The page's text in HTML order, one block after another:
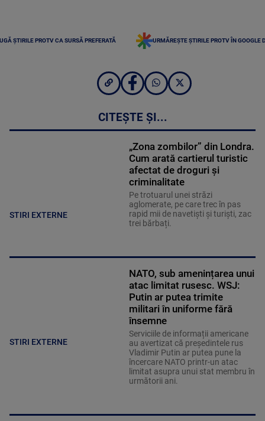
ȘTIRILE PROTV CA SURSĂ PREFERATĂ URMĂREȘTE ȘTIRILE PROTV ÎN GOOGLE
CITEȘTE ȘI...
STIRI EXTERNE
„Zona zombilor” din Londra.
Cum arată cartierul turistic
afectat de droguri și
criminalitate
Pe trotuarul unei străzi
aglomerate, pe care trec în pas
rapid mii de navetiști și turiști, zac
trei bărbați.
STIRI EXTERNE
NATO, sub amenințarea unui
atac limitat rusesc. WSJ:
Putin ar putea trimite
militari în uniforme fără
însemne
Serviciile de informații americane
au avertizat că președintele rus
Vladimir Putin ar putea pune la
încercare NATO printr-un atac
limitat asupra unui stat membru în
următorii ani.